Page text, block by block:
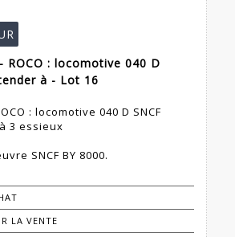
ROCO : locomotive 040 D
à - Lot 16
: locomotive 040 D SNCF
3 essieux
SNCF BY 8000.
LA VENTE